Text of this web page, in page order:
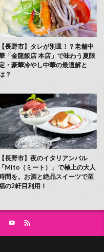
【長野市】タレが別皿！？老舗中
「金龍飯店 本店」で味わう夏限
・豪華冷やし中華の最適解と
？
【長野市】夜のイタリアンバル
「Mito（ミート）」で極上の大人
間を。お酒と絶品スイーツで至
の2軒目利用！